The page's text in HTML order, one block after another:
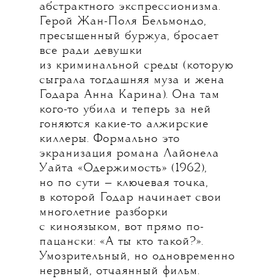
абстрактного экспрессионизма.
Герой Жан-Поля Бельмондо,
пресыщенный буржуа, бросает
все ради девушки
из криминальной среды (которую
сыграла тогдашняя муза и жена
Годара Анна Карина). Она там
кого-то убила и теперь за ней
гоняются какие-то алжирские
киллеры. Формально это
экранизация романа Лайонела
Уайта «Одержимость» (1962),
но по сути — ключевая точка,
в которой Годар начинает свои
многолетние разборки
с киноязыком, вот прямо по-
пацански: «А ты кто такой?».
Умозрительный, но одновременно
нервный, отчаянный фильм.